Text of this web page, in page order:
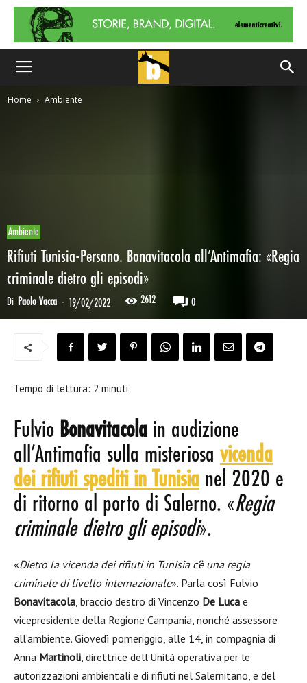
Home Ambiente
Ambiente
Rifiuti Tunisia-Persano. Bonavitacola all’Antimafia: «Regia
criminale dietro gli episodi»
Di Paolo Vacca - 19/02/2022 2612 0
Tempo di lettura: 2 minuti
Fulvio Bonavitacola in audizione
all’Antimafia sulla misteriosa vicenda
dei rifiuti spediti in Tunisia nel 2020 e
di ritorno al porto di Salerno. «Regia
criminale dietro gli episodi».
«Dietro la vicenda dei rifiuti in Tunisia c’è una regia
criminale di livello internazionale». Parla così Fulvio
Bonavitacola, braccio destro di Vincenzo De Luca e
vicepresidente della Regione Campania, nonché assessore
all’ambiente. Giovedì pomeriggio, alle 14, in compagnia di
Anna Martinoli, direttrice dell’Unità operativa per le
autorizzazioni ambientali e di rifiuti nel Salernitano, e del